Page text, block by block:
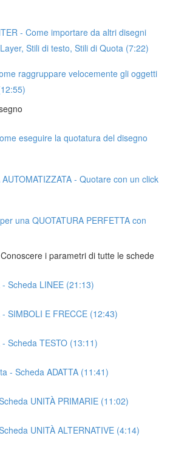
- Come importare da altri disegni
Stili di testo, Stili di Quota (7:22)
raggruppare velocemente gli oggetti
eseguire la quotatura del disegno
AUTOMATIZZATA - Quotare con un click
una QUOTATURA PERFETTA con
i parametri di tutte le schede
Scheda LINEE (21:13)
SIMBOLI E FRECCE (12:43)
Scheda TESTO (13:11)
- Scheda ADATTA (11:41)
UNITÀ PRIMARIE (11:02)
UNITÀ ALTERNATIVE (4:14)